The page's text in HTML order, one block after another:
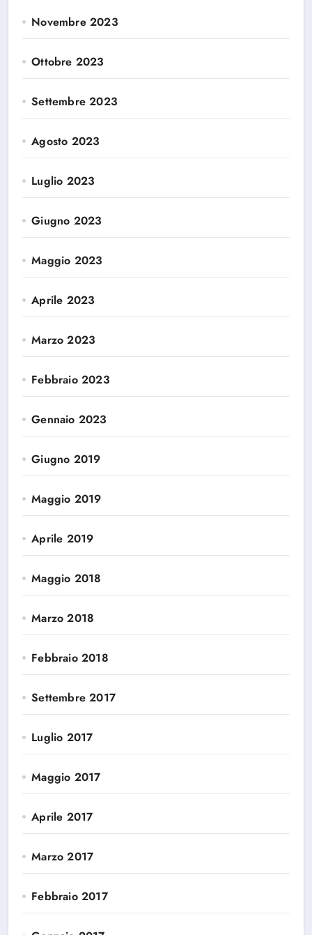
Novembre 2023
Ottobre 2023
Settembre 2023
Agosto 2023
Luglio 2023
Giugno 2023
Maggio 2023
Aprile 2023
Marzo 2023
Febbraio 2023
Gennaio 2023
Giugno 2019
Maggio 2019
Aprile 2019
Maggio 2018
Marzo 2018
Febbraio 2018
Settembre 2017
Luglio 2017
Maggio 2017
Aprile 2017
Marzo 2017
Febbraio 2017